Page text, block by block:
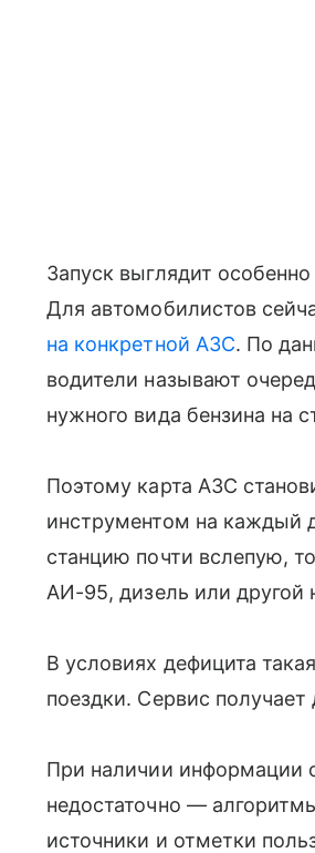
Запуск выглядит
Для автомобилистов
на конкретной АЗС. По
водители называют
нужного вида бензина на
Поэтому карта АЗС
инструментом на каждый
станцию почти вслепую,
АИ-95, дизель или другой
В условиях дефицита
поездки. Сервис
При наличии информации
недостаточно —
источники и отметки